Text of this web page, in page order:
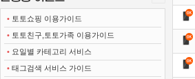
• 토토쇼핑 이용가이드
• 토토친구,토토가족 이용가이드
• 요일별 카테고리 서비스
• 태그검색 서비스 가이드